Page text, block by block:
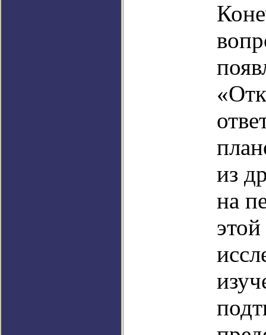
из
на